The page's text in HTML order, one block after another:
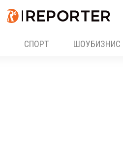
СПОРТ ШОУБИЗНИС